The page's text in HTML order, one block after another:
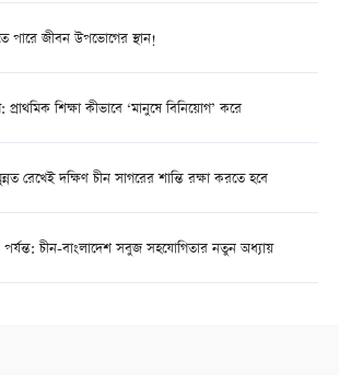
পারে জীবন উপভোগের স্থান!
শিক্ষা কীভাবে ‘মানুষে বিনিয়োগ’ করে
রেখেই দক্ষিণ চীন সাগরের শান্তি রক্ষা করতে হবে
চীন-বাংলাদেশ সবুজ সহযোগিতার নতুন অধ্যায়